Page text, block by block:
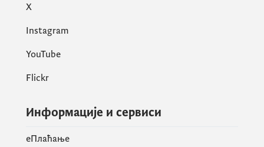
X
Instagram
YouTube
Flickr
Информације и сервиси
eПлаћање